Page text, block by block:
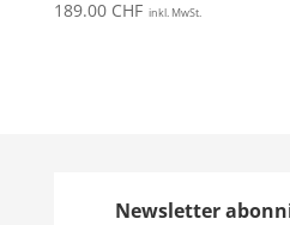
189.00 CHF inkl. MwSt.
Newsletter